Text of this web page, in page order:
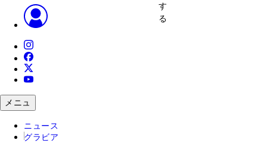
す
る
メニュ
ニュース
グラビア